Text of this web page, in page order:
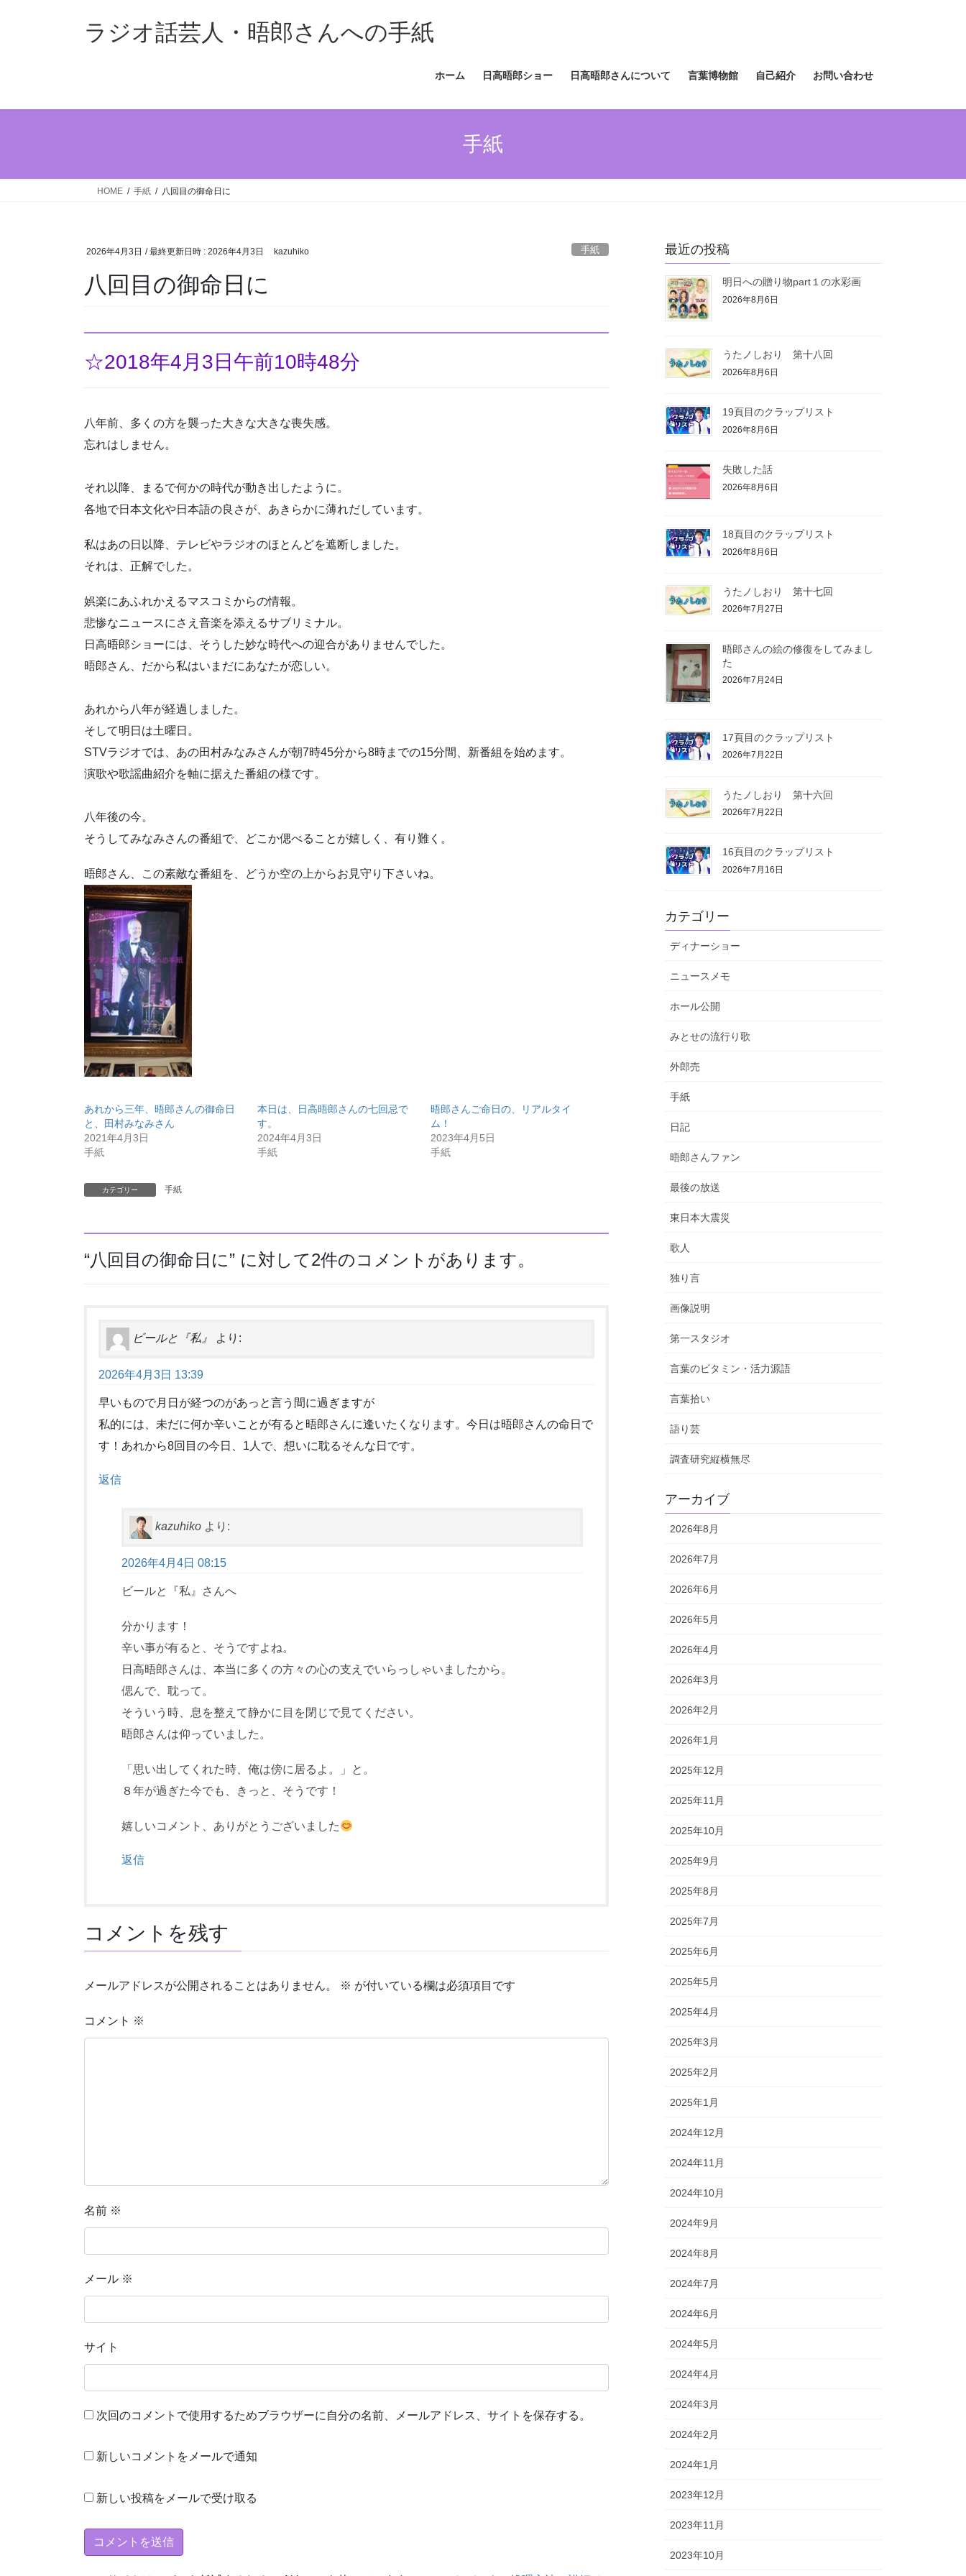
ス
ン
ラジオ話芸人・晤郎さんへの手紙
ホーム 日高晤郎ショー 日高晤郎さんについて 言葉博物館 自己紹介 お問い合わせ
手紙
HOME 手紙 八回目の御命日に
2026年4月3日 / 最終更新日時 : 2026年4月3日 kazuhiko 手紙
八回目の御命日に
☆2018年4月3日午前10時48分
八年前、多くの方を襲った大きな大きな喪失感。
忘れはしません。
それ以降、まるで何かの時代が動き出したように。
各地で日本文化や日本語の良さが、あきらかに薄れだしています。
私はあの日以降、テレビやラジオのほとんどを遮断しました。
それは、正解でした。
娯楽にあふれかえるマスコミからの情報。
悲惨なニュースにさえ音楽を添えるサブリミナル。
日高晤郎ショーには、そうした妙な時代への迎合がありませんでした。
晤郎さん、だから私はいまだにあなたが恋しい。
あれから八年が経過しました。
そして明日は土曜日。
STVラジオでは、あの田村みなみさんが朝7時45分から8時までの15分間、新番組を始めます。
演歌や歌謡曲紹介を軸に据えた番組の様です。
八年後の今。
そうしてみなみさんの番組で、どこか偲べることが嬉しく、有り難く。
晤郎さん、この素敵な番組を、どうか空の上からお見守り下さいね。
あれから三年、晤郎さんの御命日
と、田村みなみさん
2021年4月3日
手紙
本日は、日高晤郎さんの七回忌で
す。
2024年4月3日
手紙
晤郎さんご命日の、リアルタイ
ム！
2023年4月5日
手紙
カテゴリー 手紙
“八回目の御命日に” に対して2件のコメントがあります。
ビールと『私』 より:
2026年4月3日 13:39
早いもので月日が経つのがあっと言う間に過ぎますが
私的には、未だに何か辛いことが有ると晤郎さんに逢いたくなります。今日は晤郎さんの命日で
す！あれから8回目の今日、1人で、想いに耽るそんな日です。
返信
kazuhiko より:
2026年4月4日 08:15
ビールと『私』さんへ
分かります！
辛い事が有ると、そうですよね。
日高晤郎さんは、本当に多くの方々の心の支えでいらっしゃいましたから。
偲んで、耽って。
そういう時、息を整えて静かに目を閉じで見てください。
晤郎さんは仰っていました。
「思い出してくれた時、俺は傍に居るよ。」と。
８年が過ぎた今でも、きっと、そうです！
嬉しいコメント、ありがとうございました
返信
コメントを残す
メールアドレスが公開されることはありません。 ※ が付いている欄は必須項目です
コメント ※
名前 ※
メール ※
サイト
次回のコメントで使用するためブラウザーに自分の名前、メールアドレス、サイトを保存する。
新しいコメントをメールで通知
新しい投稿をメールで受け取る
最近の投稿
明日への贈り物part１の水彩画
2026年8月6日
うたノしおり 第十八回
2026年8月6日
19頁目のクラップリスト
2026年8月6日
失敗した話
2026年8月6日
18頁目のクラップリスト
2026年8月6日
うたノしおり 第十七回
2026年7月27日
晤郎さんの絵の修復をしてみまし
た
2026年7月24日
17頁目のクラップリスト
2026年7月22日
うたノしおり 第十六回
2026年7月22日
16頁目のクラップリスト
2026年7月16日
カテゴリー
ディナーショー
ニュースメモ
ホール公開
みとせの流行り歌
外郎売
手紙
日記
晤郎さんファン
最後の放送
東日本大震災
歌人
独り言
画像説明
第一スタジオ
言葉のビタミン・活力源語
言葉拾い
語り芸
調査研究縦横無尽
アーカイブ
2026年8月
2026年7月
2026年6月
2026年5月
2026年4月
2026年3月
2026年2月
2026年1月
2025年12月
2025年11月
2025年10月
2025年9月
2025年8月
2025年7月
2025年6月
2025年5月
2025年4月
2025年3月
2025年2月
2025年1月
2024年12月
2024年11月
2024年10月
2024年9月
2024年8月
2024年7月
2024年6月
2024年5月
2024年4月
2024年3月
2024年2月
2024年1月
2023年12月
2023年11月
2023年10月